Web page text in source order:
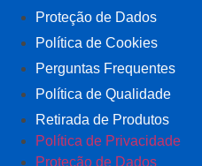
Proteção de Dados
Política de Cookies
Perguntas Frequentes
Política de Qualidade
Retirada de Produtos
Política de Privacidade
Proteção de Dados